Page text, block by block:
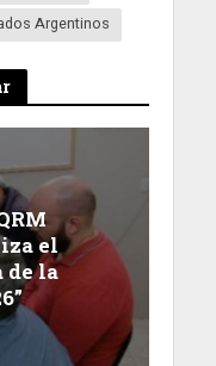
Argentinos
el
de la